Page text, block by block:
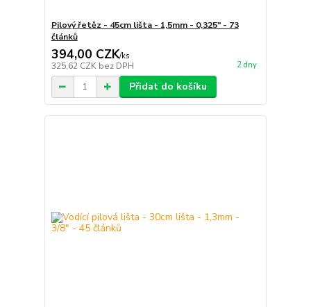
Pilový řetěz - 45cm lišta - 1,5mm - 0,325" - 73
článků
394,00 CZK/ks
325,62 CZK bez DPH 2 dny
Přidat do košíku